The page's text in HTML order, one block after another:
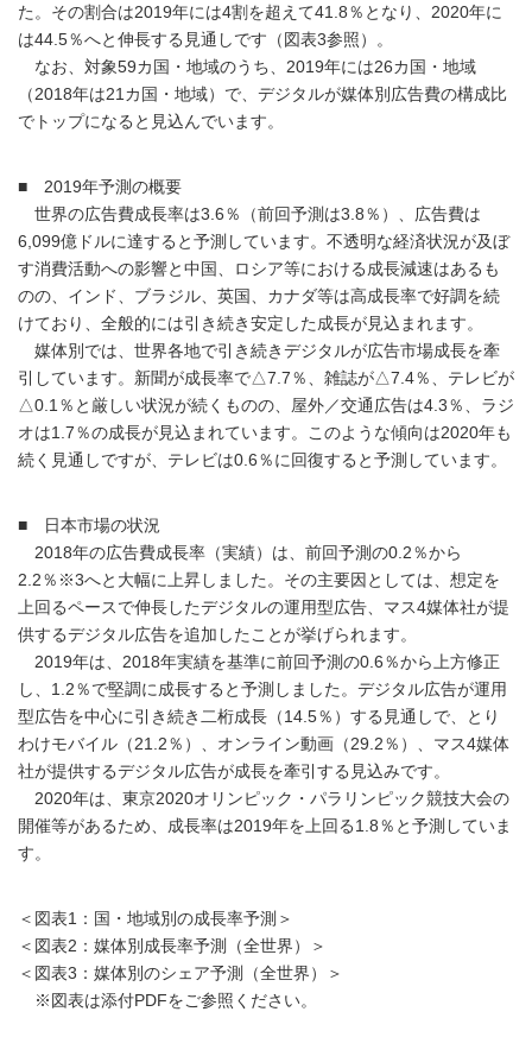
た。その割合は2019年には4割を超えて41.8％となり、2020年に
は44.5％へと伸長する見通しです（図表3参照）。
なお、対象59カ国・地域のうち、2019年には26カ国・地域
（2018年は21カ国・地域）で、デジタルが媒体別広告費の構成比
でトップになると見込んでいます。
■ 2019年予測の概要
世界の広告費成長率は3.6％（前回予測は3.8％）、広告費は
6,099億ドルに達すると予測しています。不透明な経済状況が及ぼ
す消費活動への影響と中国、ロシア等における成長減速はあるも
のの、インド、ブラジル、英国、カナダ等は高成長率で好調を続
けており、全般的には引き続き安定した成長が見込まれます。
媒体別では、世界各地で引き続きデジタルが広告市場成長を牽
引しています。新聞が成長率で△7.7％、雑誌が△7.4％、テレビが
△0.1％と厳しい状況が続くものの、屋外／交通広告は4.3％、ラジ
オは1.7％の成長が見込まれています。このような傾向は2020年も
続く見通しですが、テレビは0.6％に回復すると予測しています。
■ 日本市場の状況
2018年の広告費成長率（実績）は、前回予測の0.2％から
2.2％※3へと大幅に上昇しました。その主要因としては、想定を
上回るペースで伸長したデジタルの運用型広告、マス4媒体社が提
供するデジタル広告を追加したことが挙げられます。
2019年は、2018年実績を基準に前回予測の0.6％から上方修正
し、1.2％で堅調に成長すると予測しました。デジタル広告が運用
型広告を中心に引き続き二桁成長（14.5％）する見通しで、とり
わけモバイル（21.2％）、オンライン動画（29.2％）、マス4媒体
社が提供するデジタル広告が成長を牽引する見込みです。
2020年は、東京2020オリンピック・パラリンピック競技大会の
開催等があるため、成長率は2019年を上回る1.8％と予測していま
す。
＜図表1：国・地域別の成長率予測＞
＜図表2：媒体別成長率予測（全世界）＞
＜図表3：媒体別のシェア予測（全世界）＞
※図表は添付PDFをご参照ください。